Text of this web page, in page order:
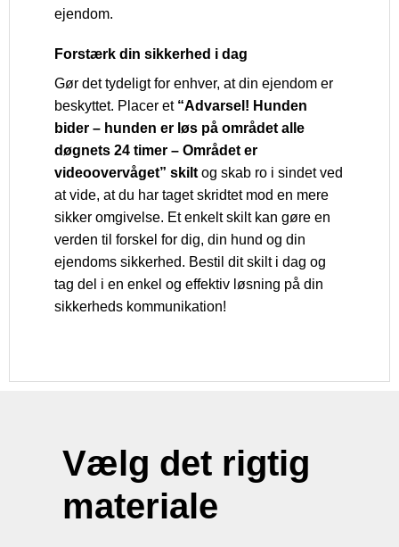
ejendom.
Forstærk din sikkerhed i dag
Gør det tydeligt for enhver, at din ejendom er
beskyttet. Placer et “Advarsel! Hunden
bider – hunden er løs på området alle
døgnets 24 timer – Området er
videoovervåget” skilt og skab ro i sindet ved
at vide, at du har taget skridtet mod en mere
sikker omgivelse. Et enkelt skilt kan gøre en
verden til forskel for dig, din hund og din
ejendoms sikkerhed. Bestil dit skilt i dag og
tag del i en enkel og effektiv løsning på din
sikkerheds kommunikation!
Vælg det rigtig
materiale